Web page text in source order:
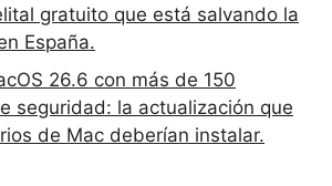
gratuito que está salvando la
España.
26.6 con más de 150
seguridad: la actualización que
de Mac deberían instalar.